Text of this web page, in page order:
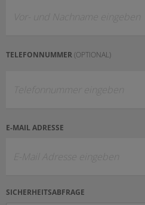
TELEFONNUMMER (OPTIONAL)
E-MAIL ADRESSE
SICHERHEITSABFRAGE